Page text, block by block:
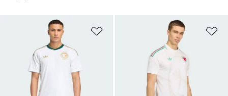
Adicionar à Lista de Desejos